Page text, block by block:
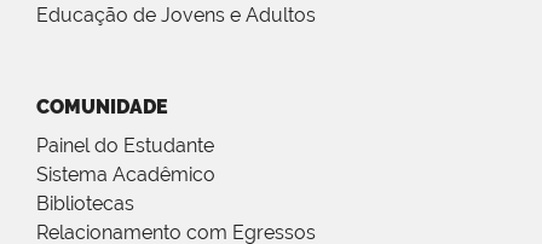
Educação de Jovens e Adultos
COMUNIDADE
Painel do Estudante
Sistema Acadêmico
Bibliotecas
Relacionamento com Egressos